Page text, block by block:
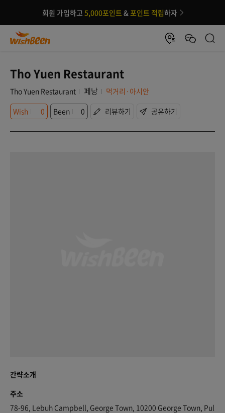
회원 가입하고 5,000포인트 &포인트 적립하자
Tho Yuen Restaurant
Tho Yuen Restaurant 페낭
먹거리·아시안
Wish
0 Been 0 리뷰하기 공유하기
간략소개
주소
78-96, Lebuh Campbell, George Town, 10200 George Town, Pul